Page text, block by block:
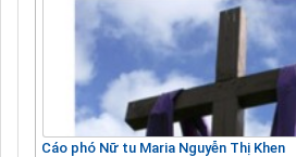
Cáo phó Nữ tu Maria Nguyễn Thị Khen